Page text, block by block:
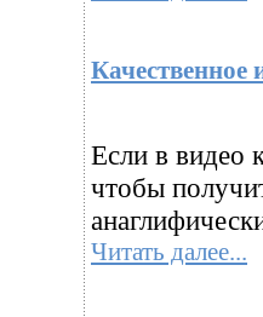
Качественное
Если в видео
чтобы
Читать далее...